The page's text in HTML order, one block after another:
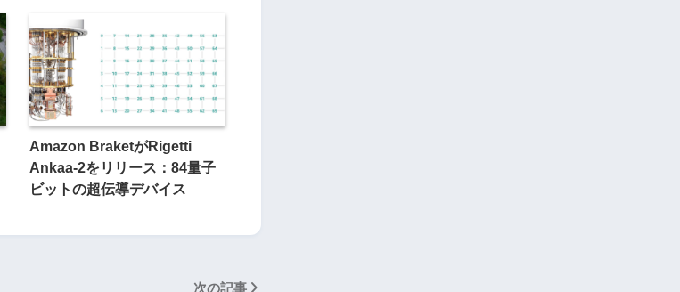
Amazon BraketがRigetti
Ankaa-2をリリース：84量子
ビットの超伝導デバイス
次の記事